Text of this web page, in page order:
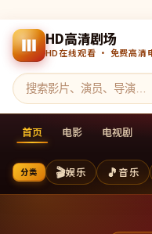
HD高清剧场
首页 电影 电视剧
分类 🎬娱乐 🎵音乐